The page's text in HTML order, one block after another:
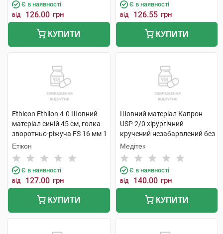
Є в наявності
від 126.00 грн
КУПИТИ
Є в наявності
від 126.55 грн
КУПИТИ
Ethicon Ethilon 4-0 Шовний
матеріал синій 45 см, голка
зворотньо-ріжуча FS 16 мм 1
шт
Етікон
Є в наявності
від 127.00 грн
КУПИТИ
Шовний матеріал Капрон
USP 2/0 хірургічний
кручений незабарвлений без
голки 130 м 1 шт
Медітек
Є в наявності
від 140.00 грн
КУПИТИ